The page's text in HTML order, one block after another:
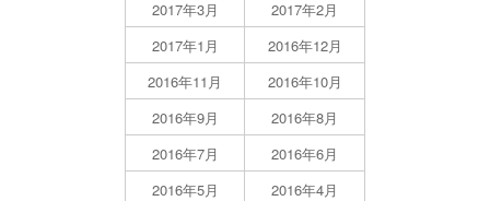
2017年3月
2017年2月
2017年1月
2016年12月
2016年11月
2016年10月
2016年9月
2016年8月
2016年7月
2016年6月
2016年5月
2016年4月